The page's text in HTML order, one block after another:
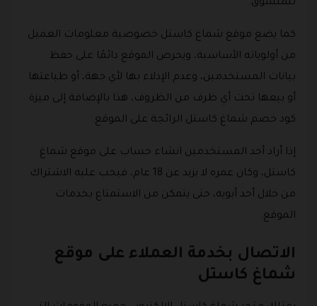
للمتسوق.
كما يضع موقع شماغ كاستل خصوصية معلومات العميل
من أولوياته الأساسية، ويحرص الموقع دائمًا على حفظ
بيانات المستخدمين، وعدم الإدلاء بها لأي جهة، أو طباعتها
أو بيعها تحت أي ظرف من الظروف، هذا بالإضافة إلى ميزة
كود خصم شماغ كاستل الرائجة على الموقع.
إذا أراد أحد المستخدمين انشاء حساب على موقع شماغ
كاستل، وكان عمره لا يزيد عن 18 عام، فيجب عليه الاشتراك
من خلال أحد أبويه، حتى يتمكن من الاستمتاع بخدمات
الموقع.
الاتصال بخدمة العملاء على موقع
شماغ كاستل